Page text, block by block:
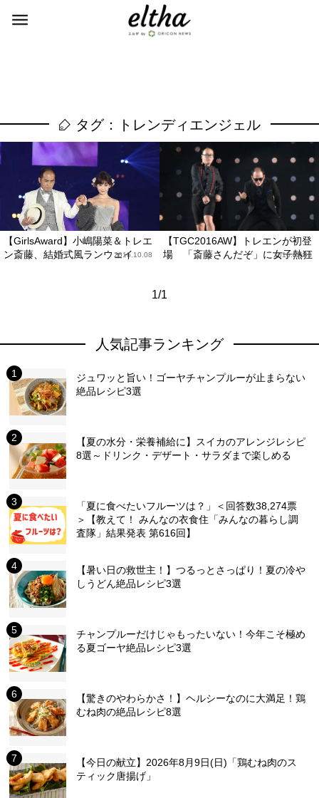
タグ：トレンディエンジェル
【GirlsAward】小嶋陽菜＆トレエ
ン斎藤、結婚式風ランウェイ2016.10.08
【TGC2016AW】トレエンが初登
場 「斎藤さんだぞ」に女子熱狂
2016.09.03
1/1
人気記事ランキング
ジュワッと旨い！ゴーヤチャンプルーが止まらない
絶品レシピ3選
【夏の水分・栄養補給に】スイカのアレンジレシピ
8選～ドリンク・デザート・サラダまで楽しめる
「夏に食べたいフルーツは？」＜回答数38,274票
＞【教えて！ みんなの衣食住「みんなの暮らし調
査隊」結果発表 第616回】
【暑い日の救世主！】つるっとさっぱり！夏の冷や
しうどん絶品レシピ3選
チャンプルーだけじゃもったいない！今年こそ極め
る夏ゴーヤ絶品レシピ3選
【驚きのやわらかさ！】ヘルシーなのに大満足！鶏
むね肉の絶品レシピ8選
【今日の献立】2026年8月9日(日)「鶏むね肉のス
ティック唐揚げ」